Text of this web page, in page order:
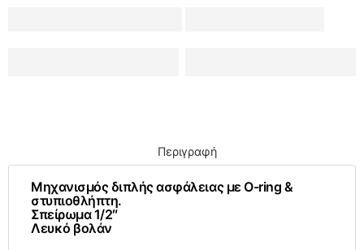
Περιγραφή
Μηχανισμός διπλής ασφάλειας με O-ring &
στυπιοθλήπτη.
Σπείρωμα 1/2″
Λευκό βολάν